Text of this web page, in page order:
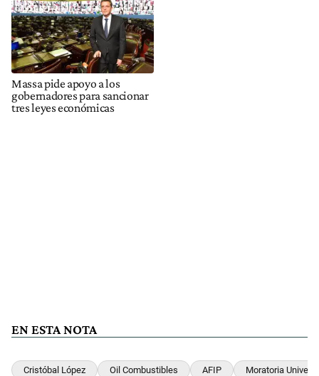
Massa pide apoyo a los
gobernadores para sancionar
tres leyes económicas
EN ESTA NOTA
Cristóbal López Oil Combustibles AFIP Moratoria